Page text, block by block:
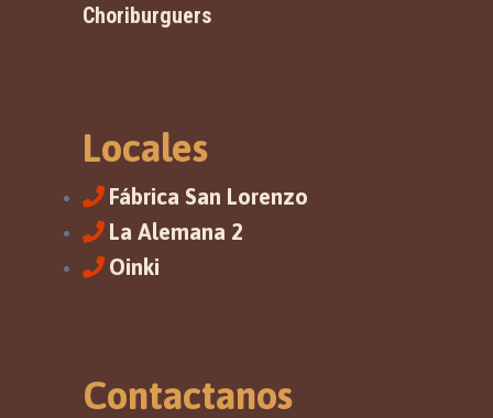
Choriburguers
Locales
Fábrica San Lorenzo
La Alemana 2
Oinki
Contactanos